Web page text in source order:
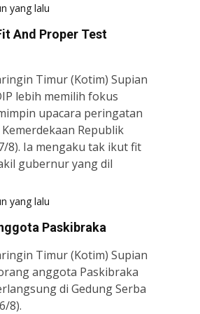
yang lalu
And Proper Test
Timur (Kotim) Supian
lebih memilih fokus
upacara peringatan
Republik
8). Ia mengaku tak ikut fit
gubernur yang dil
yang lalu
Paskibraka
Timur (Kotim) Supian
anggota Paskibraka
di Gedung Serba
8).